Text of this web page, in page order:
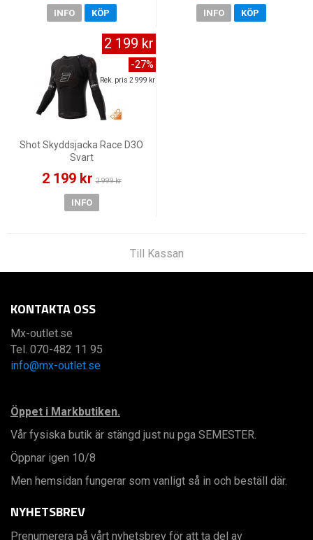
INFO KÖP INFO KÖP
Shot Skyddsjacka Race D3O
Svart
2 199 kr 2 999 kr
2 199 kr
-27%
Rek. pris 2 999 kr
INFO
Till Kassan
KONTAKTA OSS
Mx-outlet.se
Tel. 070-482 11 95
info@mx-outlet.se
Öppet i Markbutiken.
Vår fysiska butik är stängd just nu pga SEMESTER.
Öppnar igen 10/8
Men hemsidan fungerar som vanligt så in och beställ där.
NYHETSBREV
Prenumerera på vårt nyhetsbrev för att ta del av